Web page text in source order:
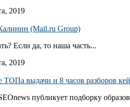
2019
(Mail.ru Group)
Если да, то наша часть...
2019
выдачи и 8 часов разборов
публикует подборку